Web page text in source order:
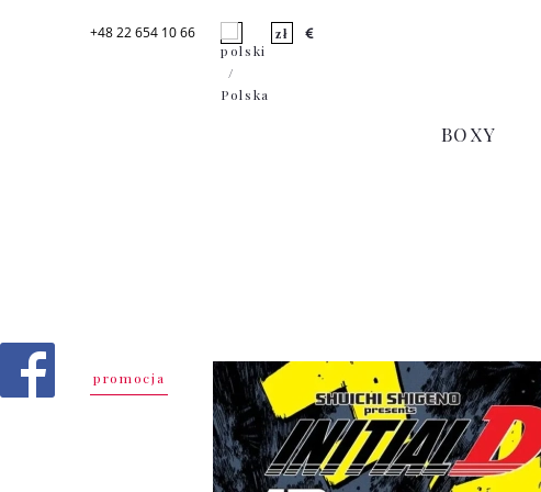
+48 22 654 10 66
BOXY
promocja